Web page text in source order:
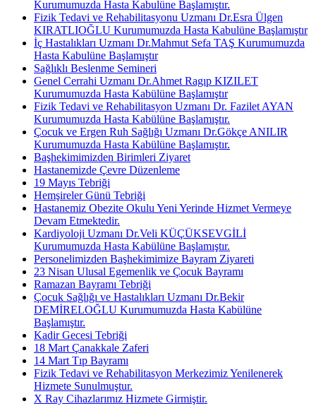
Kurumumuzda Hasta Kabulüne Başlamıştır.
Fizik Tedavi ve Rehabilitasyonu Uzmanı Dr.Esra Ülgen
KIRATLIOĞLU Kurumumuzda Hasta Kabulüne Başlamıştır
İç Hastalıkları Uzmanı Dr.Mahmut Sefa TAŞ Kurumumuzda
Hasta Kabulüne Başlamıştır
Sağlıklı Beslenme Semineri
Genel Cerrahi Uzmanı Dr.Ahmet Ragıp KIZILET
Kurumumuzda Hasta Kabülüne Başlamıştır
Fizik Tedavi ve Rehabilitasyon Uzmanı Dr. Fazilet AYAN
Kurumumuzda Hasta Kabülüne Başlamıştır.
Çocuk ve Ergen Ruh Sağlığı Uzmanı Dr.Gökçe ANILIR
Kurumumuzda Hasta Kabülüne Başlamıştır.
Başhekimimizden Birimleri Ziyaret
Hastanemizde Çevre Düzenleme
19 Mayıs Tebriği
Hemşireler Günü Tebriği
Hastanemiz Obezite Okulu Yeni Yerinde Hizmet Vermeye
Devam Etmektedir.
Kardiyoloji Uzmanı Dr.Veli KÜÇÜKSEVGİLİ
Kurumumuzda Hasta Kabülüne Başlamıştır.
Personelimizden Başhekimimize Bayram Ziyareti
23 Nisan Ulusal Egemenlik ve Çocuk Bayramı
Ramazan Bayramı Tebriği
Çocuk Sağlığı ve Hastalıkları Uzmanı Dr.Bekir
DEMİRELOĞLU Kurumumuzda Hasta Kabülüne
Başlamıştır.
Kadir Gecesi Tebriği
18 Mart Çanakkale Zaferi
14 Mart Tıp Bayramı
Fizik Tedavi ve Rehabilitasyon Merkezimiz Yenilenerek
Hizmete Sunulmuştur.
X Ray Cihazlarımız Hizmete Girmiştir.